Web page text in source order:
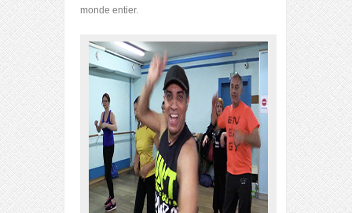
monde entier.